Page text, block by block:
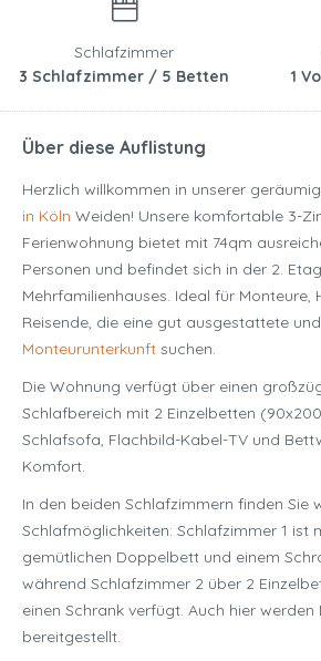
Schlafzimmer
3 Schlafzimmer / 5 Betten
1
Über diese Auflistung
Herzlich willkommen in unserer
in Köln Weiden! Unsere komfortable 3-
Ferienwohnung bietet mit 74qm
Personen und befindet sich in der 2.
Mehrfamilienhauses. Ideal für Monteure,
Reisende, die eine gut ausgestattete
Monteurunterkunft suchen.
Die Wohnung verfügt über einen
Schlafbereich mit 2 Einzelbetten
Schlafsofa, Flachbild-Kabel-TV und
Komfort.
In den beiden Schlafzimmern finden Sie
Schlafmöglichkeiten: Schlafzimmer 1 ist
gemütlichen Doppelbett und einem
während Schlafzimmer 2 über 2
einen Schrank verfügt. Auch hier
bereitgestellt.